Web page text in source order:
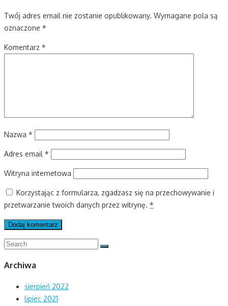
Twój adres email nie zostanie opublikowany. Wymagane pola są
oznaczone *
Komentarz *
Nazwa *
Adres email *
Witryna internetowa
Korzystając z formularza, zgadzasz się na przechowywanie i
przetwarzanie twoich danych przez witrynę. *
Search
Search
Archiwa
sierpień 2022
lipiec 2021